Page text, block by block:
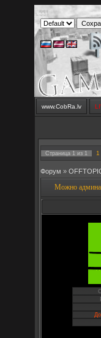
www.CobRa.lv
Страница 1 из 1 1
Форум »
Можно админа